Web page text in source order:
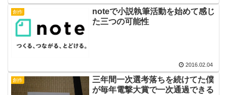
創作
noteで小説執筆活動を始めて感じ
た三つの可能性
2016.02.04
創作
三年間一次選考落ちを続けてた僕
が毎年電撃大賞で一次通過できる